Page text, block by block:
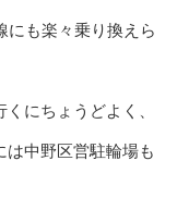
にも楽々乗り換えら
にちょうどよく、
は中野区営駐輪場も